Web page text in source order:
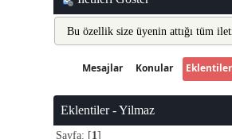
Bu özellik size üyenin attığı tüm
Mesajlar Konular Eklentiler
Eklentiler - Yilmaz
Sayfa: [1]